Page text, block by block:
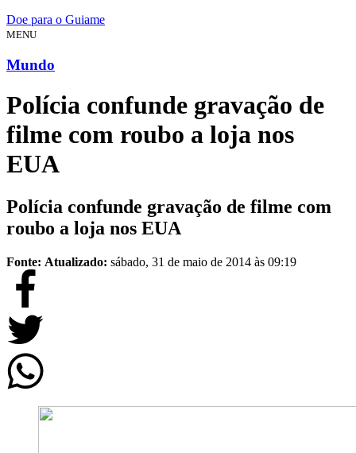
Doe para o Guiame
MENU
Mundo
Polícia confunde gravação de
filme com roubo a loja nos
EUA
Polícia confunde gravação de filme com
roubo a loja nos EUA
Fonte: Atualizado: sábado, 31 de maio de 2014 às 09:19